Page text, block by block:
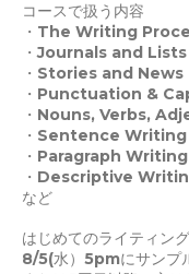
コースで扱う内容
・The Writing
・Journals and Lists
・Stories and News
・Punctuation &
・Nouns, Verbs,
・Sentence Writing
・Paragraph Writing
・Descriptive Writing
など
はじめてのライティン
8/5(水）5pmにサンプ